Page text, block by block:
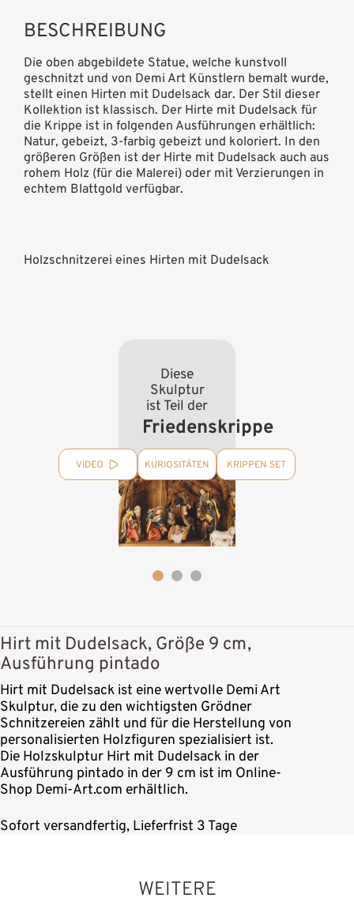
BESCHREIBUNG
Die oben abgebildete Statue, welche kunstvoll
geschnitzt und von Demi Art Künstlern bemalt wurde,
stellt einen Hirten mit Dudelsack dar. Der Stil dieser
Kollektion ist klassisch. Der Hirte mit Dudelsack für
die Krippe ist in folgenden Ausführungen erhältlich:
Natur, gebeizt, 3-farbig gebeizt und koloriert. In den
größeren Größen ist der Hirte mit Dudelsack auch aus
rohem Holz (für die Malerei) oder mit Verzierungen in
echtem Blattgold verfügbar.
Holzschnitzerei eines Hirten mit Dudelsack
Diese
Skulptur
ist Teil der
Friedenskrippe
VIDEO KURIOSITÄTEN KRIPPEN SET
Hirt mit Dudelsack, Größe 9 cm,
Ausführung pintado
Hirt mit Dudelsack ist eine wertvolle Demi Art
Skulptur, die zu den wichtigsten Grödner
Schnitzereien zählt und für die Herstellung von
personalisierten Holzfiguren spezialisiert ist.
Die Holzskulptur Hirt mit Dudelsack in der
Ausführung pintado in der 9 cm ist im Online-
Shop Demi-Art.com erhältlich.
Sofort versandfertig, Lieferfrist 3 Tage
WEITERE